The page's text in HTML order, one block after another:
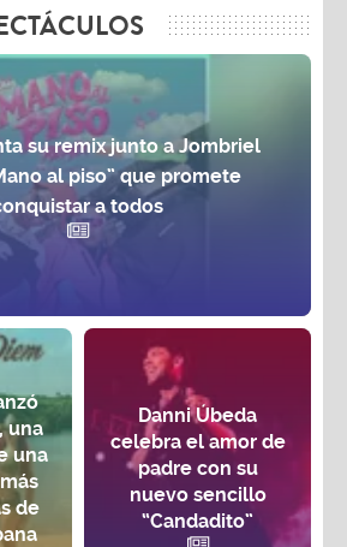
su remix junto a Jombriel
al piso” que promete
a todos
una
una
de
Danni Úbeda
celebra el amor de
padre con su
nuevo sencillo
“Candadito”